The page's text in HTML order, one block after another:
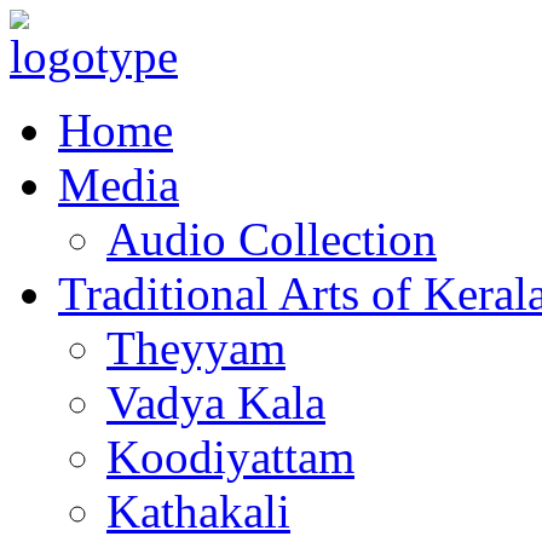
Home
Media
Audio Collection
Traditional Arts of
Theyyam
Vadya Kala
Koodiyattam
Kathakali